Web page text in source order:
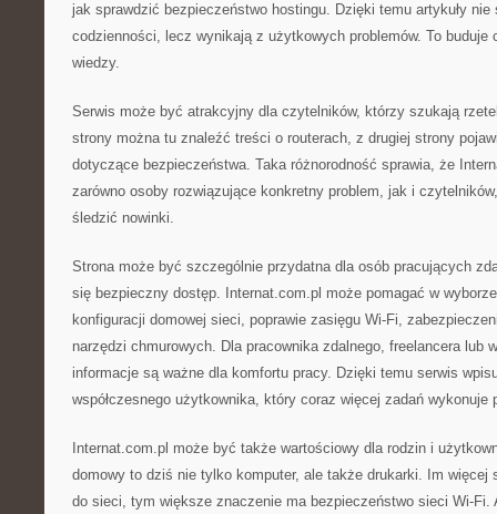
jak sprawdzić bezpieczeństwo hostingu. Dzięki temu artykuły nie
codzienności, lecz wynikają z użytkowych problemów. To buduje
wiedzy.
Serwis może być atrakcyjny dla czytelników, którzy szukają
strony można tu znaleźć treści o routerach, z drugiej strony
dotyczące bezpieczeństwa. Taka różnorodność sprawia, że
zarówno osoby rozwiązujące konkretny problem, jak i
śledzić nowinki.
Strona może być szczególnie przydatna dla osób pracujących
się bezpieczny dostęp. Internat.com.pl może pomagać w
konfiguracji domowej sieci, poprawie zasięgu Wi-Fi,
narzędzi chmurowych. Dla pracownika zdalnego, freelancera lub
informacje są ważne dla komfortu pracy. Dzięki temu serwis
współczesnego użytkownika, który coraz więcej zadań wykonuje
Internat.com.pl może być także wartościowy dla rodzin i
domowy to dziś nie tylko komputer, ale także drukarki. Im więcej
do sieci, tym większe znaczenie ma bezpieczeństwo sieci Wi-Fi.